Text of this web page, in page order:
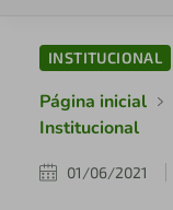
INSTITUCIONAL
Página inicial
Institucional
01/06/2021